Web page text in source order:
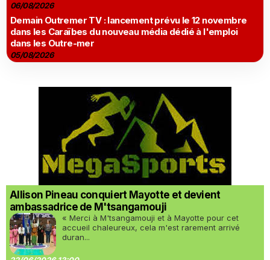
06/08/2026
Demain Outremer TV : lancement prévu le 12 novembre
dans les Caraïbes du nouveau média dédié à l'emploi
dans les Outre-mer
05/08/2026
Allison Pineau conquiert Mayotte et devient
ambassadrice de M'tsangamouji
« Merci à M'tsangamouji et à Mayotte pour cet
accueil chaleureux, cela m'est rarement arrivé
duran...